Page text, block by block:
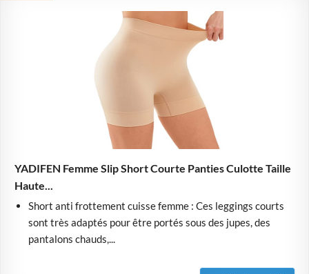
YADIFEN Femme Slip Short Courte Panties Culotte Taille
Haute...
Short anti frottement cuisse femme : Ces leggings courts
sont très adaptés pour être portés sous des jupes, des
pantalons chauds,...